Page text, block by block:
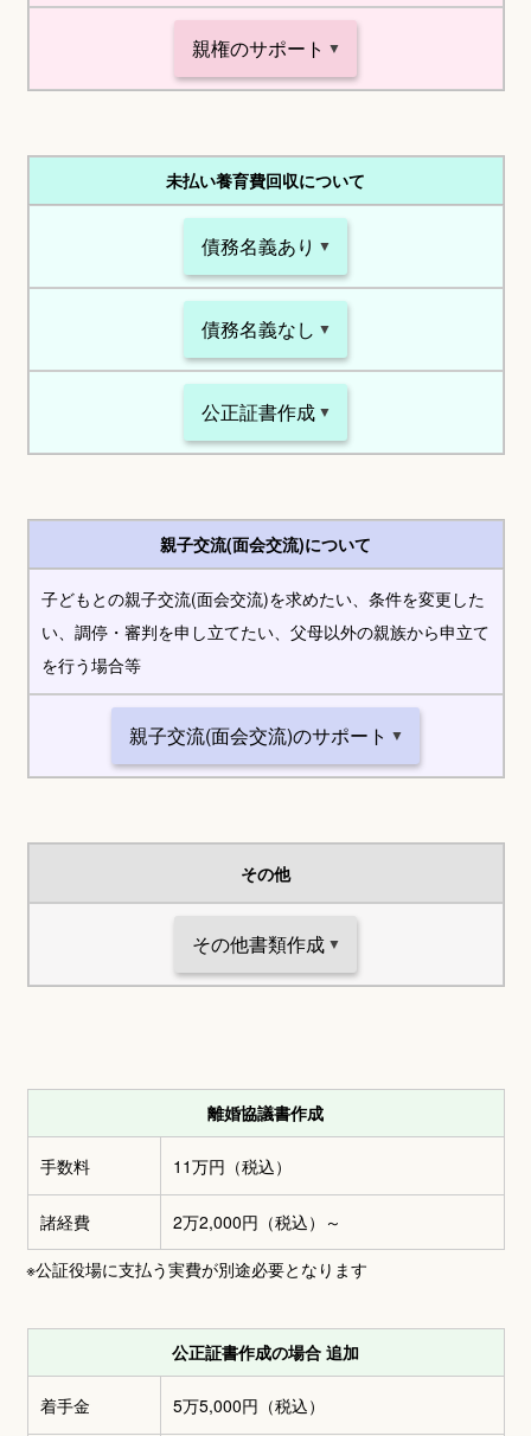
親権のサポート
未払い養育費回収について
債務名義あり
債務名義なし
公正証書作成
親子交流(面会交流)について
子どもとの親子交流(面会交流)を求めたい、条件を変更した
い、調停・審判を申し立てたい、父母以外の親族から申立て
を行う場合等
親子交流(面会交流)のサポート
その他
その他書類作成
離婚協議書作成
手数料 11万円 （税込）
諸経費 2万2,000円 （税込）～
※公証役場に支払う実費が別途必要となります
公正証書作成の場合 追加
着手金 5万5,000円 （税込）